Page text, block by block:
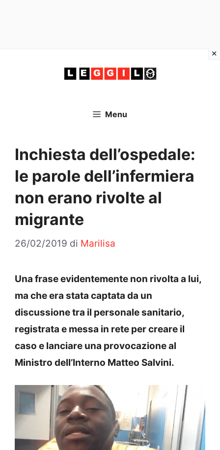
Menu
Inchiesta dell’ospedale:
le parole dell’infermiera
non erano rivolte al
migrante
26/02/2019 di Marilisa
Una frase evidentemente non rivolta a lui,
ma che era stata captata da un
discussione tra il personale sanitario,
registrata e messa in rete per creare il
caso e lanciare una provocazione al
Ministro dell’Interno Matteo Salvini.